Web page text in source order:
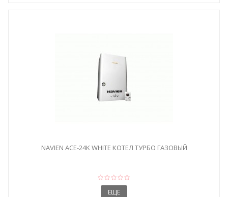
NAVIEN ACE-24K WHITE КОТЕЛ ТУРБО ГАЗОВЫЙ
ЕЩЕ